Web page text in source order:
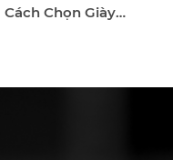
Cách Chọn Giày
Station